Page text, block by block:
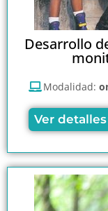
Desarrollo
Modalidad:
Ver